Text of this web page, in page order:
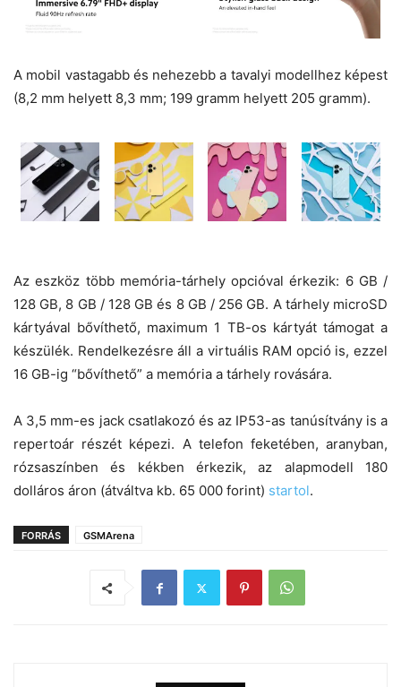
A mobil vastagabb és nehezebb a tavalyi modellhez képest
(8,2 mm helyett 8,3 mm; 199 gramm helyett 205 gramm).
Az eszköz több memória-tárhely opcióval érkezik: 6 GB /
128 GB, 8 GB / 128 GB és 8 GB / 256 GB. A tárhely microSD
kártyával bővíthető, maximum 1 TB-os kártyát támogat a
készülék. Rendelkezésre áll a virtuális RAM opció is, ezzel
16 GB-ig “bővíthető” a memória a tárhely rovására.
A 3,5 mm-es jack csatlakozó és az IP53-as tanúsítvány is a
repertoár részét képezi. A telefon feketében, aranyban,
rózsaszínben és kékben érkezik, az alapmodell 180
dolláros áron (átváltva kb. 65 000 forint) startol.
FORRÁS GSMArena